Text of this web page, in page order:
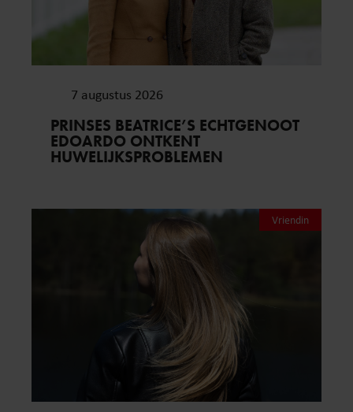
7 augustus 2026
PRINSES BEATRICE’S ECHTGENOOT
EDOARDO ONTKENT
HUWELIJKSPROBLEMEN
Vriendin